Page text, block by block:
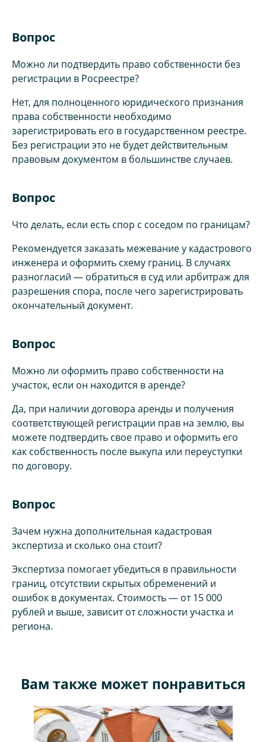
Вопрос
Можно ли подтвердить право собственности без
регистрации в Росреестре?
Нет, для полноценного юридического признания
права собственности необходимо
зарегистрировать его в государственном реестре.
Без регистрации это не будет действительным
правовым документом в большинстве случаев.
Вопрос
Что делать, если есть спор с соседом по границам?
Рекомендуется заказать межевание у кадастрового
инженера и оформить схему границ. В случаях
разногласий — обратиться в суд или арбитраж для
разрешения спора, после чего зарегистрировать
окончательный документ.
Вопрос
Можно ли оформить право собственности на
участок, если он находится в аренде?
Да, при наличии договора аренды и получения
соответствующей регистрации прав на землю, вы
можете подтвердить свое право и оформить его
как собственность после выкупа или переуступки
по договору.
Вопрос
Зачем нужна дополнительная кадастровая
экспертиза и сколько она стоит?
Экспертиза помогает убедиться в правильности
границ, отсутствии скрытых обременений и
ошибок в документах. Стоимость — от 15 000
рублей и выше, зависит от сложности участка и
региона.
Вам также может понравиться